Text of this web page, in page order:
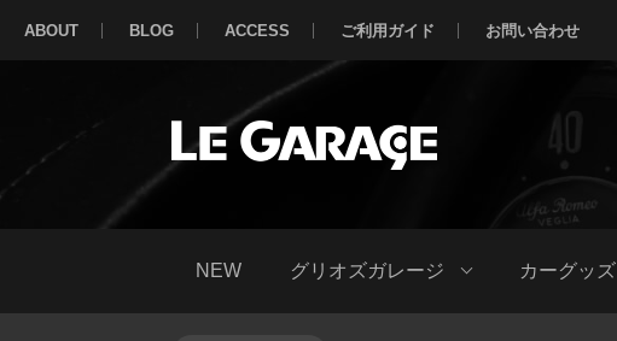
ABOUT BLOG ACCESS ご利用ガイド お問い合わせ
NEW グリオズガレージ カーグッズ